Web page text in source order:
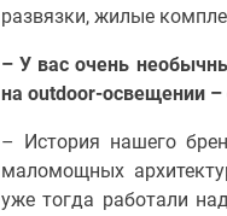
развязки, жилые
– У вас очень
на outdoor-освещении –
– История нашего
маломощных
уже тогда работали